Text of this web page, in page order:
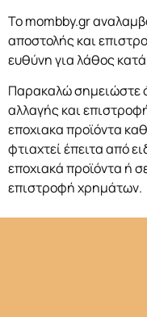
Το mombby.gr
αποστολής και
ευθύνη για λάθος
Παρακαλώ σημειώστε
αλλαγής και
εποχιακα προϊόντα
φτιαχτεί έπειτα από
εποχιακά προϊόντα ή
επιστροφή χρημάτων.